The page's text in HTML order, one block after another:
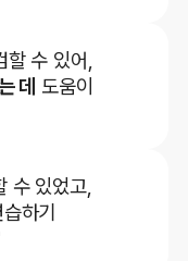
수 있어,
데 도움이
수 있었고,
하기